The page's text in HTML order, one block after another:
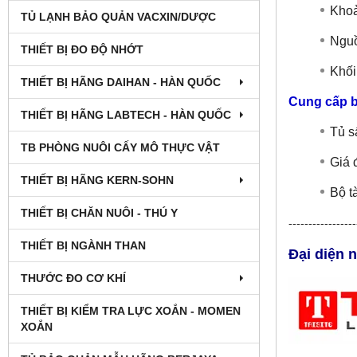
TỦ LẠNH BẢO QUẢN VACXIN/DƯỢC
THIẾT BỊ ĐO ĐỘ NHỚT
THIẾT BỊ HÃNG DAIHAN - HÀN QUỐC
THIẾT BỊ HÃNG LABTECH - HÀN QUỐC
TB PHÒNG NUÔI CẤY MÔ THỰC VẬT
THIẾT BỊ HÃNG KERN-SOHN
THIẾT BỊ CHĂN NUÔI - THÚ Y
THIẾT BỊ NGÀNH THAN
THƯỚC ĐO CƠ KHÍ
THIẾT BỊ KIỂM TRA LỰC XOẮN - MOMEN
XOẮN
Cung cấp
Tủ
Giá
Bộ
Đại diện